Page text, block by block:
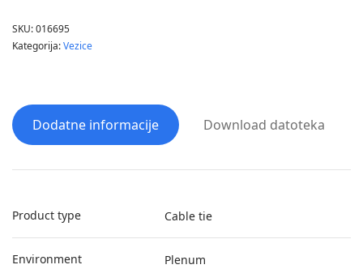
SKU:016695
Kategorija:Vezice
Dodatne informacije Download datoteka
Product type Cable tie
Environment Plenum